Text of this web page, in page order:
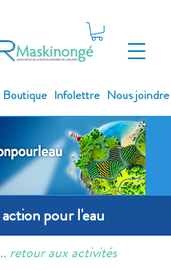
Boutique Infolettre Nous joindre
pour l'eau
retour aux activités